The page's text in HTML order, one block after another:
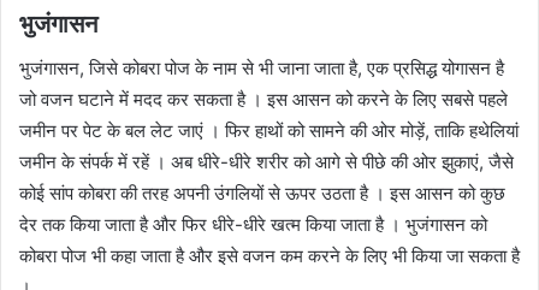
भुजंगासन
भुजंगासन, जिसे कोबरा पोज के नाम से भी जाना जाता है, एक प्रसिद्ध योगासन है
जो वजन घटाने में मदद कर सकता है । इस आसन को करने के लिए सबसे पहले
जमीन पर पेट के बल लेट जाएं । फिर हाथों को सामने की ओर मोड़ें, ताकि हथेलियां
जमीन के संपर्क में रहें । अब धीरे-धीरे शरीर को आगे से पीछे की ओर झुकाएं, जैसे
कोई सांप कोबरा की तरह अपनी उंगलियों से ऊपर उठता है । इस आसन को कुछ
देर तक किया जाता है और फिर धीरे-धीरे खत्म किया जाता है । भुजंगासन को
कोबरा पोज भी कहा जाता है और इसे वजन कम करने के लिए भी किया जा सकता है